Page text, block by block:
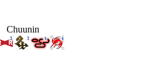
Chuunin